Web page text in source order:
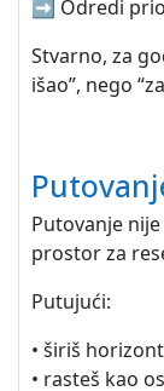
➡️ Odredi
Stvarno, za
išao”, nego
Putovanje
prostor za
Putujući:
• širiš
• rasteš kao